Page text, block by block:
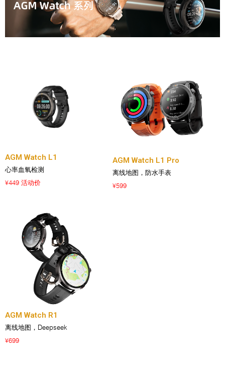
AGM Watch L1
心率血氧检测
¥449 活动价
AGM Watch L1 Pro
离线地图，防水手表
¥599
AGM Watch R1
离线地图，Deepseek
¥699